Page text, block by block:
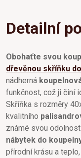
Detailní
Obohaťte svou
dřevěnou skříňku
nádherná
funkčnost, což ji činí
Skříňka s rozměry
kvalitního
známé svou
nábytek do
přírodní krásu a